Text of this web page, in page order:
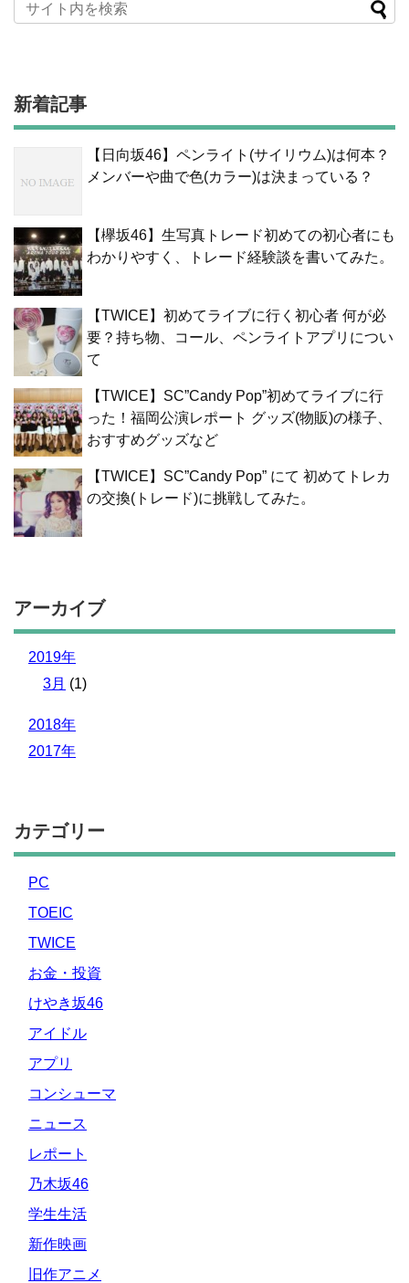
新着記事
【日向坂46】ペンライト(サイリウム)は何本？
メンバーや曲で色(カラー)は決まっている？
【欅坂46】生写真トレード初めての初心者にも
わかりやすく、トレード経験談を書いてみた。
【TWICE】初めてライブに行く初心者 何が必
要？持ち物、コール、ペンライトアプリについ
て
【TWICE】SC”Candy Pop”初めてライブに行
った！福岡公演レポート グッズ(物販)の様子、
おすすめグッズなど
【TWICE】SC”Candy Pop” にて 初めてトレカ
の交換(トレード)に挑戦してみた。
アーカイブ
2019年
3月 (1)
2018年
2017年
カテゴリー
PC
TOEIC
TWICE
お金・投資
けやき坂46
アイドル
アプリ
コンシューマ
ニュース
レポート
乃木坂46
学生生活
新作映画
旧作アニメ